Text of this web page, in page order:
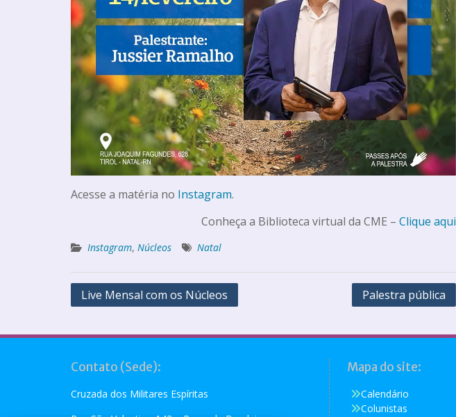
Acesse a matéria no Instagram.
Conheça a Biblioteca virtual da CME – Clique aqui
Instagram, Núcleos Natal
Live Mensal com os Núcleos Palestra pública
Contato (Sede):
Cruzada dos Militares Espíritas
Mapa do site:
Calendário
Colunistas